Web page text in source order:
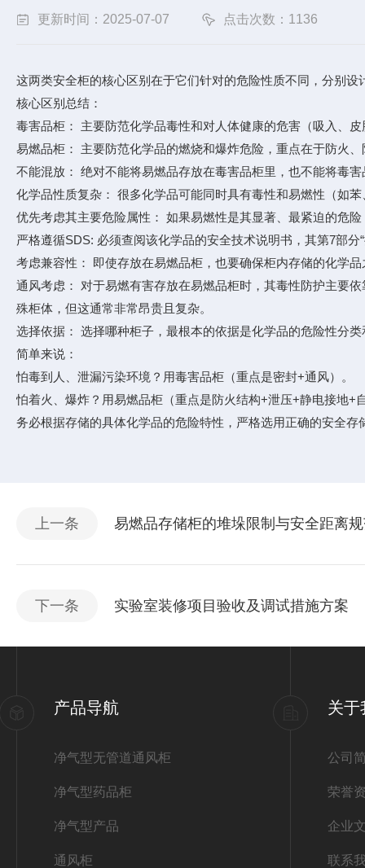
更新时间：2025-07-07 点击次数：1136
这两类安全柜的核心区别在于它们针对的危险性质不同，分别
核心区别总结：
毒害品柜： 主要防范化学品毒性和对人体健康的危害（吸入、
易燃品柜： 主要防范化学品的燃烧和爆炸危险，重点在于防火
不能混放： 绝对不能将易燃品存放在毒害品柜里，也不能将毒
化学品性质复杂： 很多化学品可能同时具有毒性和易燃性（如
优先考虑其主要危险属性： 如果易燃性是其显著、最紧迫的危
严格遵循SDS: 必须查阅该化学品的安全技术说明书，其第7部
考虑兼容性： 即使存放在易燃品柜，也要确保柜内存储的化学
通风考虑： 对于易燃有害存放在易燃品柜时，其毒性防护主要
殊柜体，但这通常非常昂贵且复杂。
选择依据： 选择哪种柜子，最根本的依据是化学品的危险性分
简单来说：
怕毒到人、泄漏污染环境？用毒害品柜（重点是密封+通风）。
怕着火、爆炸？用易燃品柜（重点是防火结构+泄压+静电接地+
务必根据存储的具体化学品的危险特性，严格选用正确的安全
上一条 易燃品存储柜的堆垛限制与安全距离
下一条 实验室装修项目验收及调试措施方案
产品导航
净气型无管道通风柜
净气型药品柜
净气型产品
通风柜
关于
公司
荣誉
企业
联系